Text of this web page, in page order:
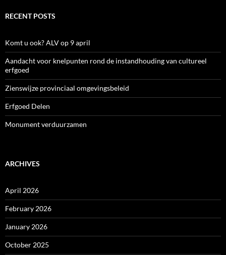
RECENT POSTS
Komt u ook? ALV op 9 april
Aandacht voor knelpunten rond de instandhouding van cultureel
erfgoed
Zienswijze provinciaal omgevingsbeleid
Erfgoed Delen
Monument verduurzamen
ARCHIVES
April 2026
February 2026
January 2026
October 2025